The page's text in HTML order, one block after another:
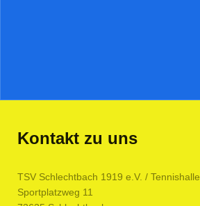
Kontakt zu uns
TSV Schlechtbach 1919 e.V. / Tennishalle
Sportplatzweg 11